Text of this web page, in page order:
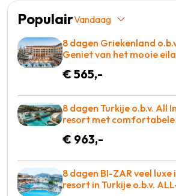
PopulairVandaag
8 dagen Griekenland
Geniet van het mooie
€565 p.p. = BOEKEN
€ 565,-
8 dagen Turkije o.b.v. All
resort met comfortabele
€ 963,-
8 dagen BI-ZAR veel
resort in Turkije o.b.v.